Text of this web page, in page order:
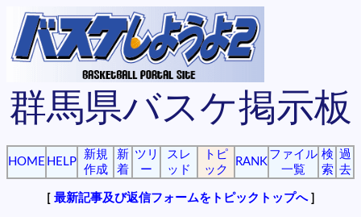
群馬県バスケ掲示板
HOME HELP
新規
作成
新
着
ツリ
ー
スレ
ッド
トピ
ック
RANK
ファイル
一覧
検
索
過
去
[ 最新記事及び返信フォームをトピックトップへ]